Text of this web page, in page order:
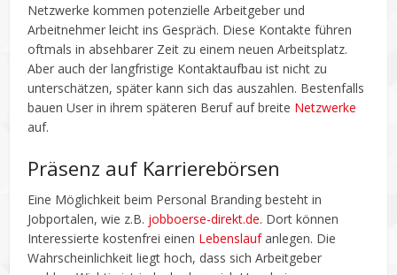
Netzwerke kommen potenzielle Arbeitgeber und
Arbeitnehmer leicht ins Gespräch. Diese Kontakte führen
oftmals in absehbarer Zeit zu einem neuen Arbeitsplatz.
Aber auch der langfristige Kontaktaufbau ist nicht zu
unterschätzen, später kann sich das auszahlen. Bestenfalls
bauen User in ihrem späteren Beruf auf breite Netzwerke
auf.
Präsenz auf Karrierebörsen
Eine Möglichkeit beim Personal Branding besteht in
Jobportalen, wie z.B. jobboerse-direkt.de. Dort können
Interessierte kostenfrei einen Lebenslaufanlegen. Die
Wahrscheinlichkeit liegt hoch, dass sich Arbeitgeber